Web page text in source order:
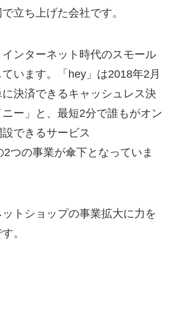
立ち上げた会社です。
ンターネット時代のスモール
います。「hey」は2018年2月
決済できるキャッシュレス決
ー」と、最短2分で誰もがオン
できるサービス
2つの事業が傘下となっていま
トショップの事業拡大に力を
。